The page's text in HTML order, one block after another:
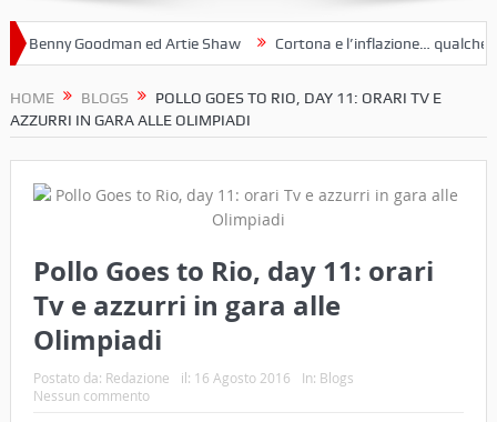
Goodman ed Artie Shaw Cortona e l’inflazione… qualche
HOME BLOGS
POLLO GOES TO RIO, DAY 11: ORARI TV E
AZZURRI IN GARA ALLE OLIMPIADI
Pollo Goes to Rio, day 11: orari
Tv e azzurri in gara alle
Olimpiadi
Postato da: Redazione il: 16 Agosto 2016 In: Blogs
Nessun commento